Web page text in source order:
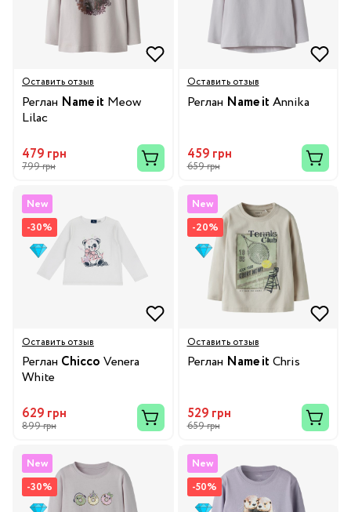
Оставить отзыв
Реглан Name it Meow
Lilac
479 грн
799 грн
Оставить отзыв
Реглан Name it Annika
459 грн
659 грн
New
-30%
Оставить отзыв
Реглан Chicco Venera
White
629 грн
899 грн
New
-20%
Оставить отзыв
Реглан Name it Chris
529 грн
659 грн
New
-30%
New
-50%